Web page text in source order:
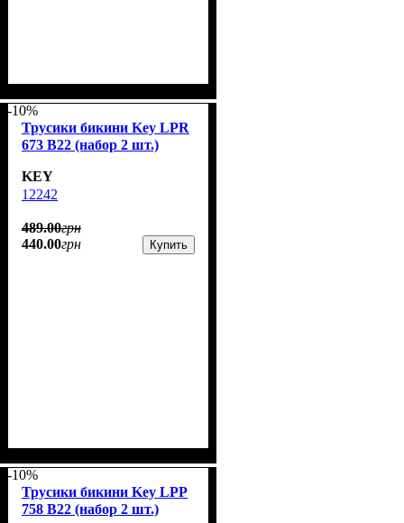
-10%
Трусики бикини Key LPR
673 B22 (набор 2 шт.)
KEY
12242
489.00грн
440.00грн Купить
-10%
Трусики бикини Key LPP
758 B22 (набор 2 шт.)